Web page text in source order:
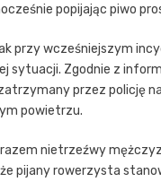
popijając piwo
przy wcześniejszym
sytuacji. Zgodnie z
przez policję
powietrzu.
nietrzeźwy
pijany rowerzysta